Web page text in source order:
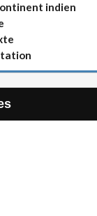
indien